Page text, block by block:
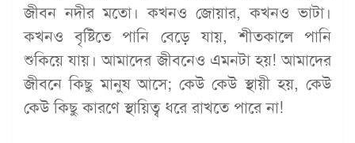
জীবন নদীর মতো। কখনও জোয়ার, কখনও ভাটা।
কখনও বৃষ্টিতে পানি বেড়ে যায়, শীতকালে পানি
শুকিয়ে যায়। আমাদের জীবনেও এমনটা হয়! আমাদের
জীবনে কিছু মানুষ আসে; কেউ কেউ স্থায়ী হয়, কেউ
কেউ কিছু কারণে স্থায়িত্ব ধরে রাখতে পারে না!